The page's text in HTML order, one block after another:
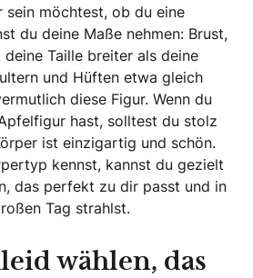
sein möchtest, ob du eine
du deine Maße nehmen: Brust,
Taille breiter als deine
und Hüften etwa gleich
diese Figur. Wenn du
hast, solltest du stolz
ist einzigartig und schön.
kennst, kannst du gezielt
das perfekt zu dir passt und in
Tag strahlst.
wählen, das